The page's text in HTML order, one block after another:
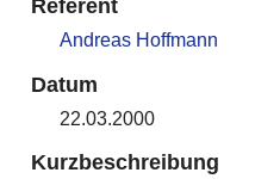
Referent
Andreas Hoffmann
Datum
22.03.2000
Kurzbeschreibung